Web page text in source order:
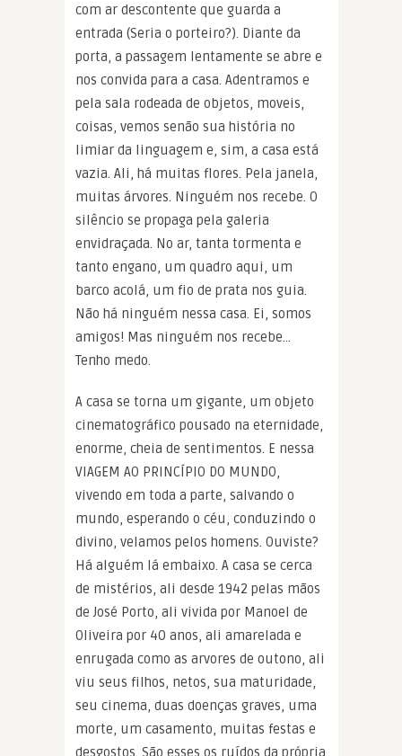
com ar descontente que guarda a
entrada (Seria o porteiro?). Diante da
porta, a passagem lentamente se abre e
nos convida para a casa. Adentramos e
pela sala rodeada de objetos, moveis,
coisas, vemos senão sua história no
limiar da linguagem e, sim, a casa está
vazia. Ali, há muitas flores. Pela janela,
muitas árvores. Ninguém nos recebe. O
silêncio se propaga pela galeria
envidraçada. No ar, tanta tormenta e
tanto engano, um quadro aqui, um
barco acolá, um fio de prata nos guia.
Não há ninguém nessa casa. Ei, somos
amigos! Mas ninguém nos recebe…
Tenho medo.
A casa se torna um gigante, um objeto
cinematográfico pousado na eternidade,
enorme, cheia de sentimentos. E nessa
VIAGEM AO PRINCÍPIO DO MUNDO,
vivendo em toda a parte, salvando o
mundo, esperando o céu, conduzindo o
divino, velamos pelos homens. Ouviste?
Há alguém lá embaixo. A casa se cerca
de mistérios, ali desde 1942 pelas mãos
de José Porto, ali vivida por Manoel de
Oliveira por 40 anos, ali amarelada e
enrugada como as arvores de outono, ali
viu seus filhos, netos, sua maturidade,
seu cinema, duas doenças graves, uma
morte, um casamento, muitas festas e
desgostos. São esses os ruídos da própria